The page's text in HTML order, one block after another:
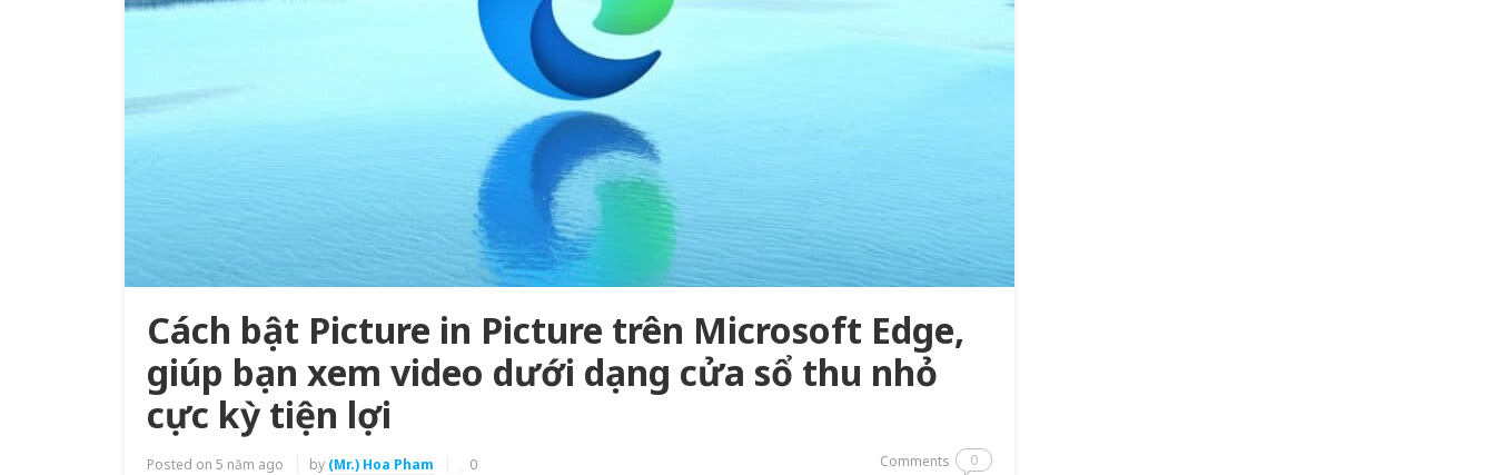
Cách bật Picture in Picture trên Microsoft Edge,
giúp bạn xem video dưới dạng cửa sổ thu nhỏ
cực kỳ tiện lợi
Posted on 5 năm ago by (Mr.) Hoa Pham 0 Comments 0